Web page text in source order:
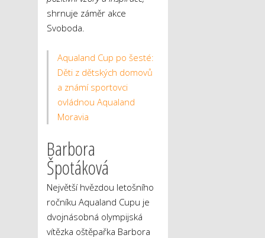
shrnuje záměr akce
Svoboda.
Aqualand Cup po šesté:
Děti z dětských domovů
a známí sportovci
ovládnou Aqualand
Moravia
Barbora
Špotáková
Největší hvězdou letošního
ročníku Aqualand Cupu je
dvojnásobná olympijská
vítězka oštěpařka Barbora